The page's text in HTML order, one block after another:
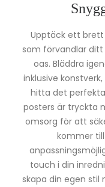
Upptäck ett
som förvandlar ditt
oas. Bläddra
inklusive
hitta det
posters är tryckta
omsorg för att
kommer
touch i din
skapa din egen stil